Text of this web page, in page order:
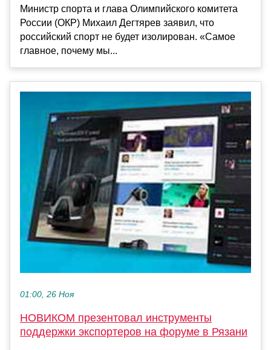
Министр спорта и глава Олимпийского комитета
России (ОКР) Михаил Дегтярев заявил, что
российский спорт не будет изолирован. «Самое
главное, почему мы...
01:00, 26 Ноя
НОВИКОМ презентовал инструменты
поддержки экспортеров на форуме в Рязани